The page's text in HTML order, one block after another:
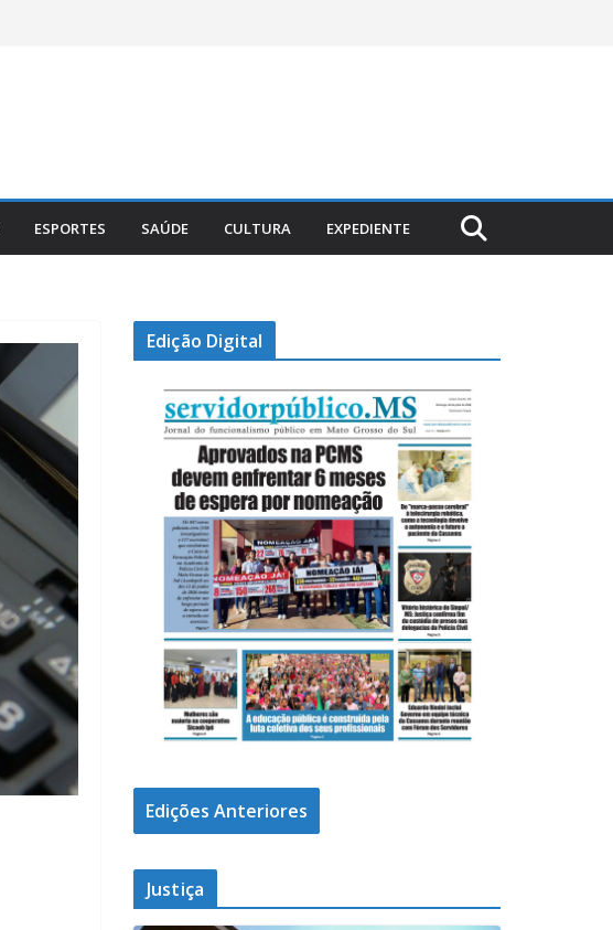
ESPORTES SAÚDE CULTURA EXPEDIENTE
Edição Digital
Edições Anteriores
Justiça